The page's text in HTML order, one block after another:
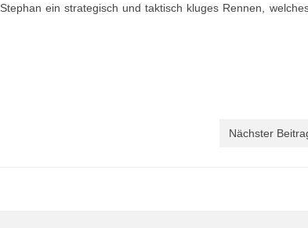
ein strategisch und taktisch kluges Rennen,
Nächster